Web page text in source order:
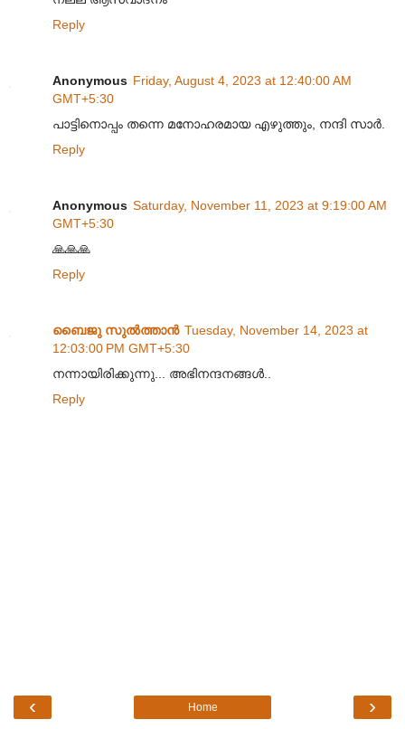
Reply
Anonymous Friday, August 4, 2023 at 12:40:00 AM
GMT+5:30
പാട്ടിനൊപ്പം തന്നെ മനോഹരമായ എഴുത്തും, നന്ദി സാർ.
Reply
Anonymous Saturday, November 11, 2023 at 9:19:00 AM
GMT+5:30
🙏🙏🙏
Reply
ബൈജു സുല്‍ത്താന്‍ Tuesday, November 14, 2023 at
12:03:00 PM GMT+5:30
നന്നായിരിക്കുന്നു... അഭിനന്ദനങ്ങൾ..
Reply
‹ ›
Home